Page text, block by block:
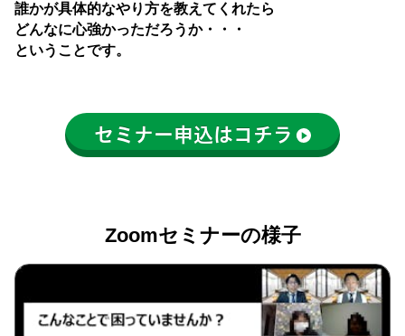
誰かが具体的なやり方を教えてくれたら
どんなに心強かっただろうか・・・
ということです。
セミナー申込はコチラ
Zoomセミナーの様子